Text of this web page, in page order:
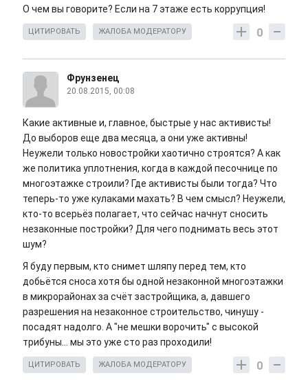
О чем вы говорите? Если на 7 этаже есть коррупция!
0
ЦИТИРОВАТЬ ЖАЛОБА МОДЕРАТОРУ
Фрунзенец
20.08.2015, 00:08
Какие активные и, главное, быстрые у нас активисты!
До выборов еще два месяца, а они уже активны!
Неужели только новостройки хаотично строятся? А как
же политика уплотнения, когда в каждой песочнице по
многоэтажке строили? Где активисты были тогда? Что
теперь-то уже кулаками махать? В чем смысл? Неужели,
кто-то всерьёз полагает, что сейчас начнут сносить
незаконные постройки? Для чего поднимать весь этот
шум?
Я буду первым, кто снимет шляпу перед тем, кто
добьётся сноса хотя бы одной незаконной многоэтажки
в микрорайонах за счёт застройщика, а, давшего
разрешения на незаконное строительство, чинушу -
посадят надолго. А "не мешки ворочить" с высокой
трибуны... мы это уже сто раз проходили!
0
ЦИТИРОВАТЬ ЖАЛОБА МОДЕРАТОРУ